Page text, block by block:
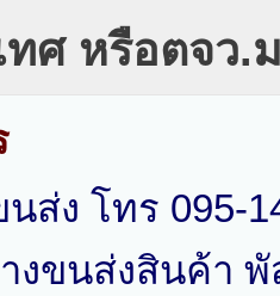
ทศ หรือตจว.
ส่ง โทร 095-
งขนส่งสินค้า